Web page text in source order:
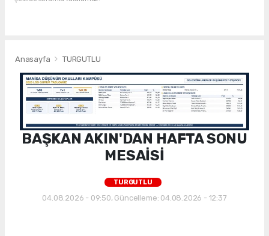
Anasayfa TURGUTLU
BAŞKAN AKIN'DAN HAFTA SONU
MESAİSİ
TURGUTLU
04.08.2026 - 09:50, Güncelleme: 04.08.2026 - 12:37